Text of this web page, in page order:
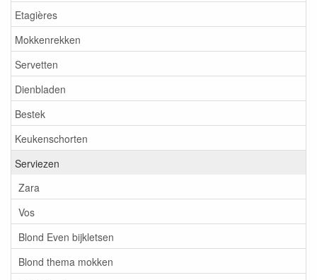
Etagières
Mokkenrekken
Servetten
Dienbladen
Bestek
Keukenschorten
Serviezen
Zara
Vos
Blond Even bijkletsen
Blond thema mokken